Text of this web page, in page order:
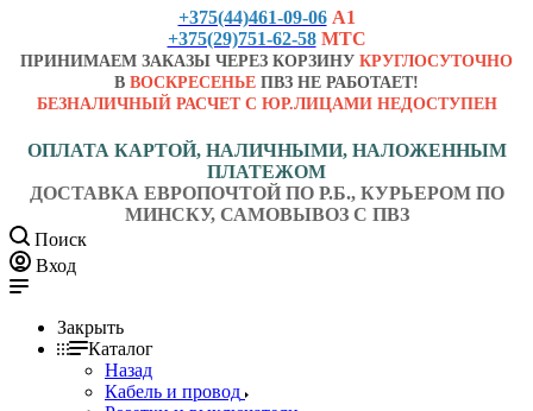
+375(44)461-09-06 А1
+375(29)751-62-58 МТС
ПРИНИМАЕМ ЗАКАЗЫ ЧЕРЕЗ КОРЗИНУ КРУГЛОСУТОЧНО
В ВОСКРЕСЕНЬЕ ПВЗ НЕ РАБОТАЕТ!
БЕЗНАЛИЧНЫЙ РАСЧЕТ С ЮР.ЛИЦАМИ НЕДОСТУПЕН
ОПЛАТА КАРТОЙ, НАЛИЧНЫМИ, НАЛОЖЕННЫМ
ПЛАТЕЖОМ
ДОСТАВКА ЕВРОПОЧТОЙ ПО Р.Б., КУРЬЕРОМ ПО
МИНСКУ, САМОВЫВОЗ С ПВЗ
Поиск
Вход
Закрыть
Каталог
Назад
Кабель и провод